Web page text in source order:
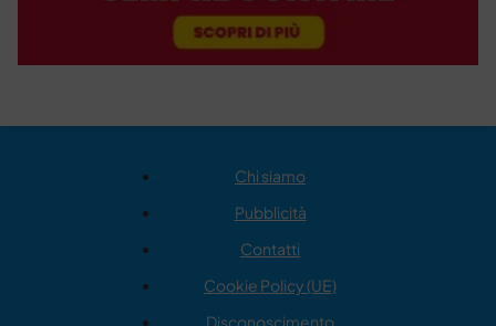
Chi siamo
Pubblicità
Contatti
Cookie Policy (UE)
Disconoscimento